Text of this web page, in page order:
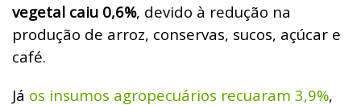
vegetal caiu 0,6%, devido à redução na
produção de arroz, conservas, sucos, açúcar e
café.
Já os insumos agropecuários recuaram 3,9%,